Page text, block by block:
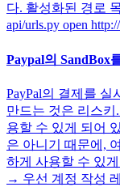
다. 활성화된 경로
api/urls.py open
Paypal의 SandBox
PayPal의 결제를
만드는 것은 리스키
용할 수 있게 되어
은 아니기 때문에,
하게 사용할 수 있
→ 우선 계정 작성